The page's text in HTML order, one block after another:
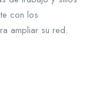
con los
ampliar su red.